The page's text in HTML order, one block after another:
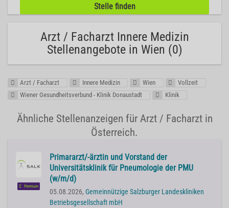
Arzt / Facharzt Innere Medizin
Stellenangebote in Wien (0)
Arzt / Facharzt Innere Medizin Wien
Vollzeit
Wiener Gesundheitsverbund - Klinik Donaustadt
Klinik
Ähnliche Stellenanzeigen für Arzt / Facharzt in
Österreich.
Premium
Primararzt/-ärztin und Vorstand der
Universitätsklinik für Pneumologie der PMU
(w/m/d)
05.08.2026, Gemeinnützige Salzburger Landeskliniken
Betriebsgesellschaft mbH